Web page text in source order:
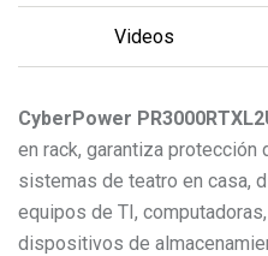
Videos
CyberPower
en rack, garantiza protección
sistemas de teatro en casa,
equipos de TI,
dispositivos de